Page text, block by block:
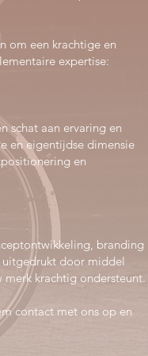
om een krachtige en
expertise:
schat aan ervaring en
en eigentijdse dimensie
en
branding
uitgedrukt door middel
krachtig ondersteunt.
contact met ons op en